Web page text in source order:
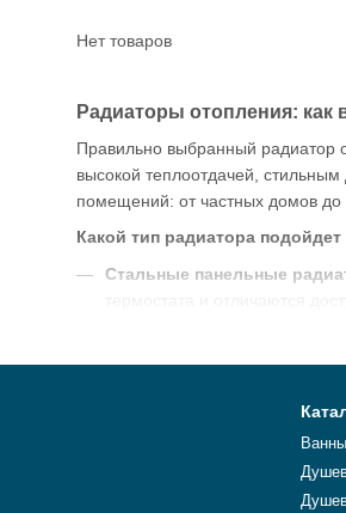
Радиаторы отопления:
Правильно выбранный радиатор
высокой теплоотдачей,
помещений: от частных домов до
Какой тип радиатора
Стальные панельные
используются в частных
Мы предлагаем радиаторы
Нет товаров
Ванны